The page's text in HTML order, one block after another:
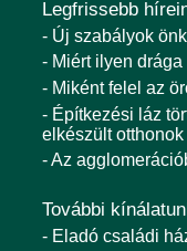
Legfrissebb
- Új szabályok
- Miért ilyen
- Miként felel az
- Építkezési láz
elkészült
- Az
További
- Eladó családi